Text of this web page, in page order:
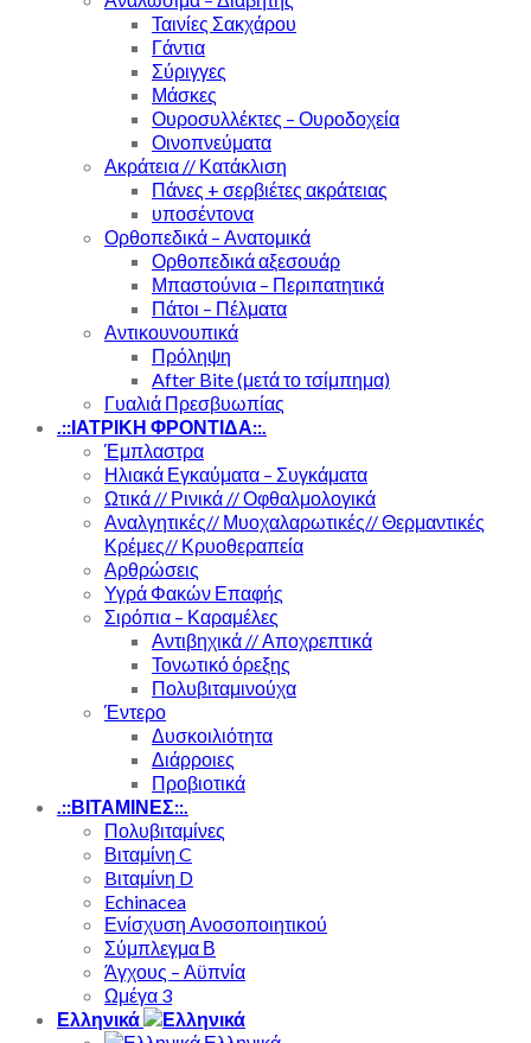
Ταινίες Σακχάρου
Γάντια
Σύριγγες
Μάσκες
Ουροσυλλέκτες – Ουροδοχεία
Οινοπνεύματα
Ακράτεια // Κατάκλιση
Πάνες + σερβιέτες ακράτειας
υποσέντονα
Ορθοπεδικά – Ανατομικά
Ορθοπεδικά αξεσουάρ
Μπαστούνια – Περιπατητικά
Πάτοι – Πέλματα
Αντικουνουπικά
Πρόληψη
After Bite (μετά το τσίμπημα)
Γυαλιά Πρεσβυωπίας
.::ΙΑΤΡΙΚΗ ΦΡΟΝΤΙΔΑ::.
Έμπλαστρα
Ηλιακά Εγκαύματα – Συγκάματα
Ωτικά // Ρινικά // Οφθαλμολογικά
Αναλγητικές// Μυοχαλαρωτικές// Θερμαντικές
Κρέμες// Κρυοθεραπεία
Αρθρώσεις
Υγρά Φακών Επαφής
Σιρόπια – Καραμέλες
Αντιβηχικά // Αποχρεπτικά
Τονωτικό όρεξης
Πολυβιταμινούχα
Έντερο
Δυσκοιλιότητα
Διάρροιες
Προβιοτικά
.::ΒΙΤΑΜΙΝΕΣ::.
Πολυβιταμίνες
Βιταμίνη C
Bιταμίνη D
Echinacea
Ενίσχυση Ανοσοποιητικού
Σύμπλεγμα Β
Άγχους – Αϋπνία
Ωμέγα 3
Ελληνικά